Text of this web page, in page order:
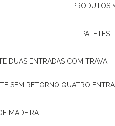
PRODUTOS
PALETES
DUAS ENTRADAS COM TRAVA
SEM RETORNO QUATRO
MADEIRA